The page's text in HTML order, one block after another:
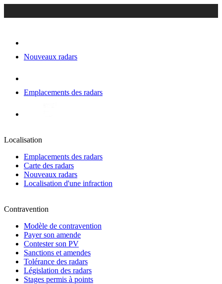
Nouveaux radars
Emplacements des radars
Localisation
Emplacements des radars
Carte des radars
Nouveaux radars
Localisation d'une infraction
Contravention
Modèle de contravention
Payer son amende
Contester son PV
Sanctions et amendes
Tolérance des radars
Législation des radars
Stages permis à points